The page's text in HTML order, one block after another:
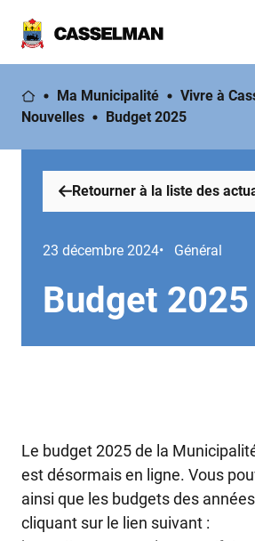
Ma Municipalité
Vivre à
Nouvelles
Budget 2025
Retourner à la liste des
23 décembre 2024• Général
Budget 2025
Le budget 2025 de la
est désormais en ligne. Vous
ainsi que les budgets des
cliquant sur le lien suivant :